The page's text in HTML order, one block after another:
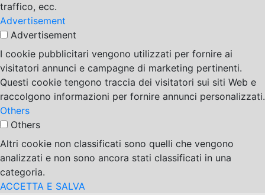
traffico, ecc.
Advertisement
Advertisement
I cookie pubblicitari vengono utilizzati per fornire ai
visitatori annunci e campagne di marketing pertinenti.
Questi cookie tengono traccia dei visitatori sui siti Web e
raccolgono informazioni per fornire annunci personalizzati.
Others
Others
Altri cookie non classificati sono quelli che vengono
analizzati e non sono ancora stati classificati in una
categoria.
ACCETTA E SALVA